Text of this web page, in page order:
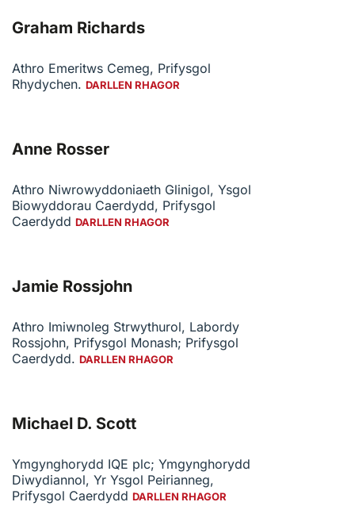
Graham Richards
Athro Emeritws Cemeg, Prifysgol
Rhydychen. DARLLEN RHAGOR
Anne Rosser
Athro Niwrowyddoniaeth Glinigol, Ysgol
Biowyddorau Caerdydd, Prifysgol
Caerdydd DARLLEN RHAGOR
Jamie Rossjohn
Athro Imiwnoleg Strwythurol, Labordy
Rossjohn, Prifysgol Monash; Prifysgol
Caerdydd. DARLLEN RHAGOR
Michael D. Scott
Ymgynghorydd IQE plc; Ymgynghorydd
Diwydiannol, Yr Ysgol Peirianneg,
Prifysgol Caerdydd DARLLEN RHAGOR